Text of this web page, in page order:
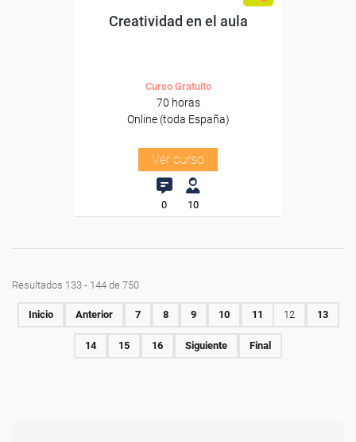
Creatividad en el aula
Curso Gratuito
70 horas
Online (toda España)
Ver curso
0 10
Resultados 133 - 144 de 750
Inicio Anterior 7 8 9 10 11 12 13
14 15 16 Siguiente Final